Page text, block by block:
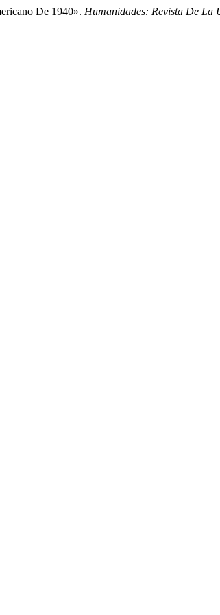
De 1940». Humanidades: Revista De La